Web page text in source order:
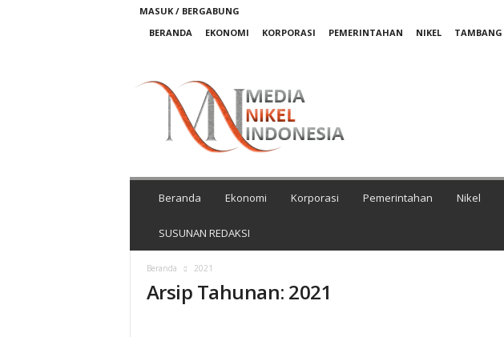
MASUK / BERGABUNG
BERANDA
EKONOMI KORPORASI PEMERINTAHAN NIKEL TAMBANG
i
Beranda Ekonomi Korporasi Pemerintahan Nikel
SUSUNAN REDAKSI
Beranda 2021
Arsip Tahunan: 2021